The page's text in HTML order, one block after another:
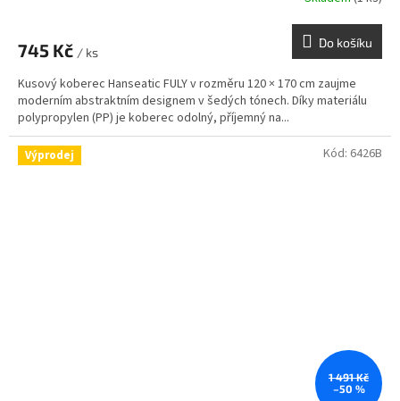
745 Kč / ks
Do košíku
Kusový koberec Hanseatic FULY v rozměru 120 × 170 cm zaujme
moderním abstraktním designem v šedých tónech. Díky materiálu
polypropylen (PP) je koberec odolný, příjemný na...
Výprodej
1 491 Kč
–50 %
Kód: 6426B